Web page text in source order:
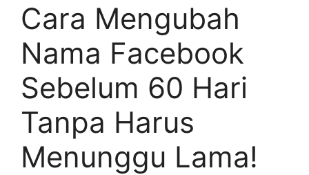
Cara Mengubah
Nama Facebook
Sebelum 60 Hari
Tanpa Harus
Menunggu Lama!